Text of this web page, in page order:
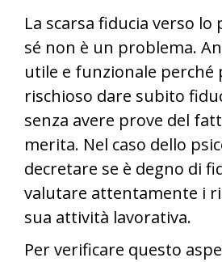
La scarsa fiducia verso lo
sé non è un problema.
utile e funzionale perché
rischioso dare subito
senza avere prove del
merita. Nel caso dello
decretare se è degno di
valutare attentamente i
sua attività lavorativa.
Per verificare questo